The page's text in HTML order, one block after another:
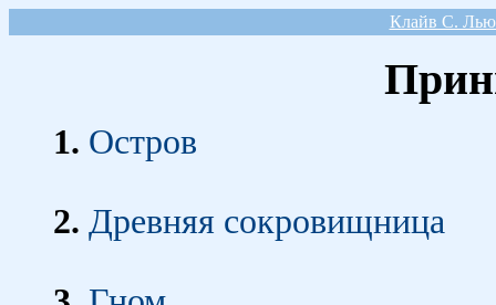
Клайв С.
1. Остров
2. Древняя сокровищница